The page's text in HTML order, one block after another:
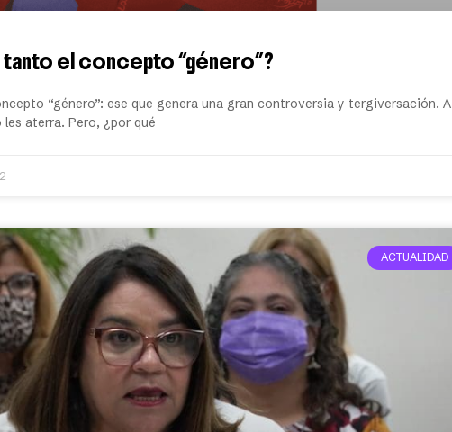
tanto el concepto “género”?
“género”: ese que genera una gran controversia y tergiversación. A
aterra. Pero, ¿por qué
ACTUALIDAD